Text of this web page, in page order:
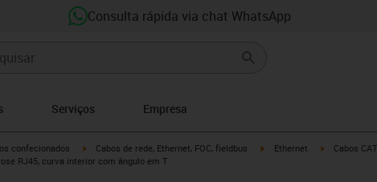
Consulta rápida via chat WhatsApp
Serviços Empresa
arrow-right
confecionados igus-icon-arrow-right
Cabos de rede, Ethernet, FOC, fieldbus igus-icon-arrow-right
Ethernet igus-icon-
Cabos
RJ45, curva interior com ângulo em T